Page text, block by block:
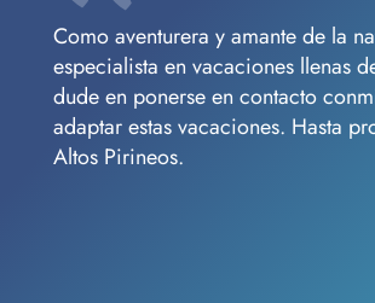
Como aventurera y amante de la
especialista en vacaciones llenas
dude en ponerse en contacto
adaptar estas vacaciones. Hasta
Altos Pirineos.